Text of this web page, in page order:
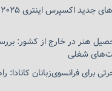
هنر در خارج از کشور:
شغلی
برای فرانسوی‌زبانان کانادا: